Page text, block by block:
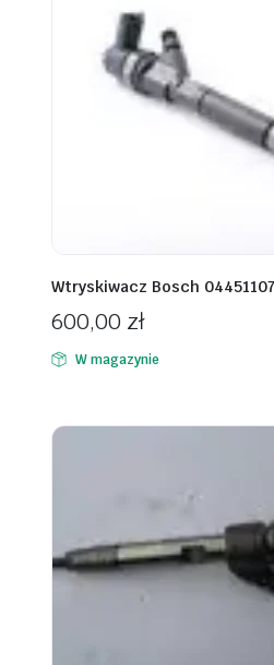
Wtryskiwacz Bosch
600,00 zł
W magazynie